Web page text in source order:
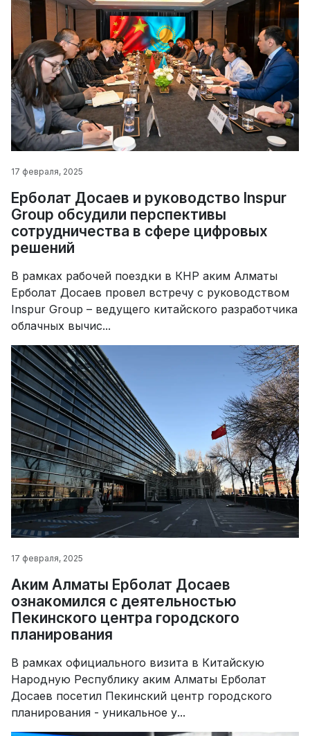
17 февраля, 2025
Ерболат Досаев и руководство Inspur
Group обсудили перспективы
сотрудничества в сфере цифровых
решений
В рамках рабочей поездки в КНР аким Алматы
Ерболат Досаев провел встречу с руководством
Inspur Group – ведущего китайского разработчика
облачных вычис...
17 февраля, 2025
Аким Алматы Ерболат Досаев
ознакомился с деятельностью
Пекинского центра городского
планирования
В рамках официального визита в Китайскую
Народную Республику аким Алматы Ерболат
Досаев посетил Пекинский центр городского
планирования - уникальное у...